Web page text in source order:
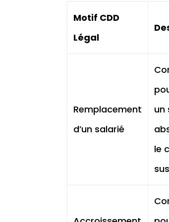
Motif CDD
Légal
Remplacement
d’un salarié
un
le